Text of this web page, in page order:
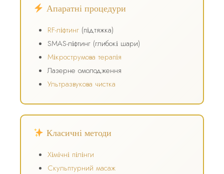
Апаратні процедури
RF-ліфтинг(підтяжка)
SMAS-ліфтинг (глибокі шари)
Мікрострумова терапія
Лазерне омолодження
Ультразвукова чистка
Класичні методи
Хімічні пілінги
Скульптурний масаж